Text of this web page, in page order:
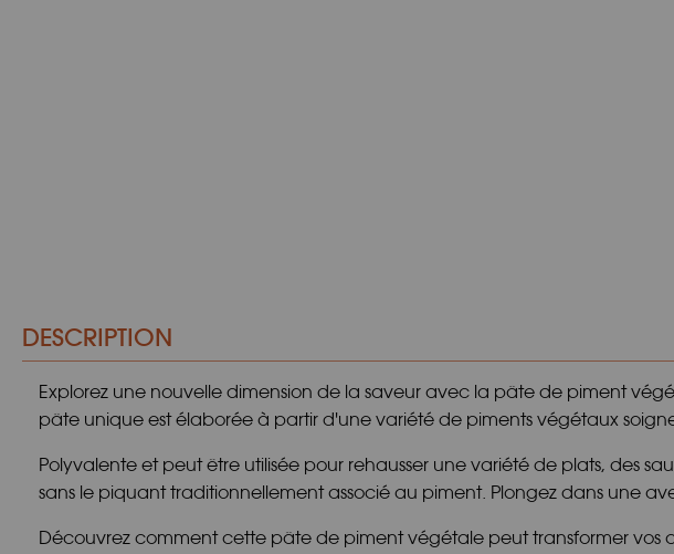
DESCRIPTION
Explorez une nouvelle dimension de la saveur avec la pâte de piment
pâte unique est élaborée à partir d'une variété de piments végétaux
Polyvalente et peut être utilisée pour rehausser une variété de plats, des
sans le piquant traditionnellement associé au piment. Plongez dans une
Découvrez comment cette pâte de piment végétale peut transformer